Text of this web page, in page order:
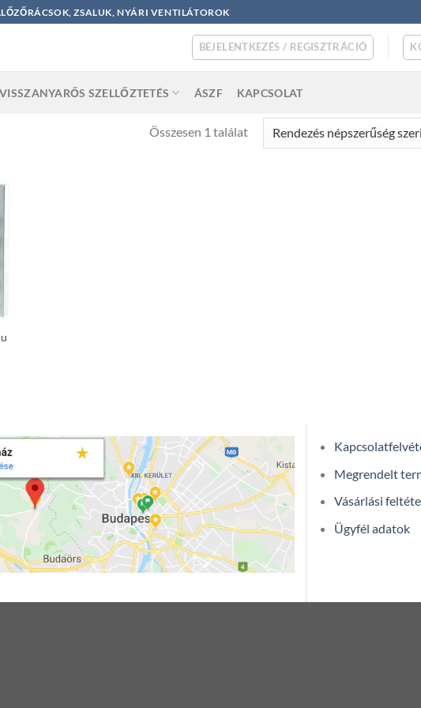
ZSALUK, NYÁRI VENTILÁTOROK
BEJELENTKEZÉS / REGISZTRÁCIÓ
SZELLŐZTETÉS ÁSZF KAPCSOLAT
Összesen 1 találat
Megrendelt
Vásárlási
Ügyfél adatok